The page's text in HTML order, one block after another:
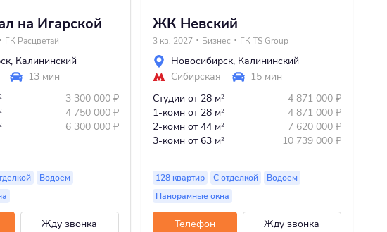
на Игарской
ГК Расцветай
, Калининский
13 мин
3 300 000 ₽
4 750 000 ₽
6 300 000 ₽
Водоем
Жду звонка
ЖК Невский
3 кв. 2027 Бизнес ГК TS Group
Новосибирск, Калининский
Сибирская
15 мин
Студии от 28 м2 4 871 000 ₽
1-комн от 28 м2 4 871 000 ₽
2-комн от 44 м2 7 620 000 ₽
3-комн от 63 м2 10 739 000 ₽
128 квартир С отделкой
Водоем
Панорамные окна
Телефон Жду звонка